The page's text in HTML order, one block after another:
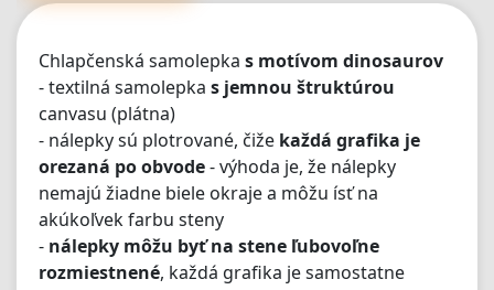
Chlapčenská samolepka s motívom dinosaurov
- textilná samolepka s jemnou štruktúrou
canvasu (plátna)
- nálepky sú plotrované, čiže každá grafika je
orezaná po obvode- výhoda je, že nálepky
nemajú žiadne biele okraje a môžu ísť na
akúkoľvek farbu steny
- nálepky môžu byť na stene ľubovoľne
rozmiestnené, každá grafika je samostatne